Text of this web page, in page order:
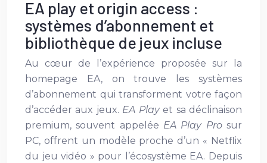
EA play et origin access :
systèmes d’abonnement et
bibliothèque de jeux incluse
Au cœur de l’expérience proposée sur la
homepage EA, on trouve les systèmes
d’abonnement qui transforment votre façon
d’accéder aux jeux. EA Playet sa déclinaison
premium, souvent appelée EA Play Prosur
PC, offrent un modèle proche d’un « Netflix
du jeu vidéo » pour l’écosystème EA. Depuis